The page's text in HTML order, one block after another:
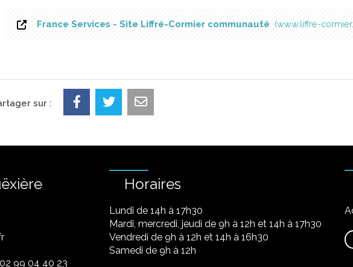
France Services - Site Liffré-Cormier communauté www.liffre-
sur :
99 04 40 23
Horaires
Lundi de 14h à 17h30
Mardi, mercredi, jeudi de 9h à 12h et 14h à 17h30
Vendredi de 9h à 12h et 14h à 16h30
Samedi de 9h à 12h